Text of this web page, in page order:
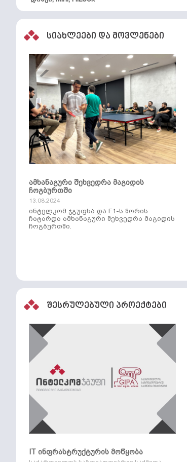
სიახლეები და მოვლენები
ამხანაგური შეხვედრა მაგიდის
ჩოგბურთში
13.08.2024
ინტელკომ ჯგუფსა და F1-ს შორის
ჩატარდა ამხანაგური შეხვედრა მაგიდის
ჩოგბურთში.
შესრულებული პროექტები
IT ინფრასტრუქტურის მოწყობა